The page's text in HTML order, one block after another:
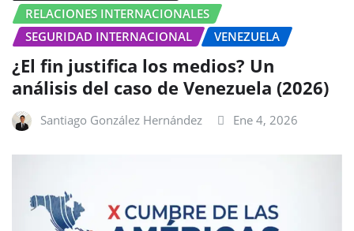
RELACIONES INTERNACIONALES
SEGURIDAD INTERNACIONAL
VENEZUELA
¿El fin justifica los medios? Un
análisis del caso de Venezuela (2026)
Santiago González Hernández Ene 4, 2026